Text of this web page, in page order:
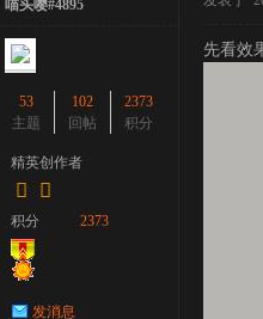
» ›
喵头嘤#4895
53
主题
102
回帖
2373
积分
精英创作者
积分 2373
发消息
先看效